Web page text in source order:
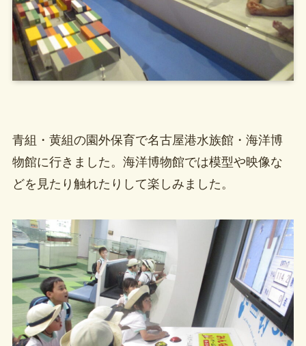
青組・黄組の園外保育で名古屋港水族館・海洋博
物館に行きました。海洋博物館では模型や映像な
どを見たり触れたりして楽しみました。